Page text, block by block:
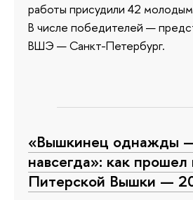
работы присудили 42
В числе победителей —
ВШЭ — Санкт-Петербург.
«Вышкинец однажды
навсегда»: как прошел
Питерской Вышки —